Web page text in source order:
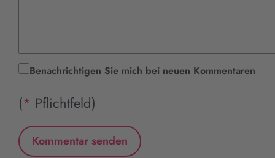
Benachrichtigen Sie mich bei neuen Kommentaren
(* Pflichtfeld)